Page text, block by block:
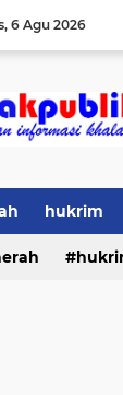
6 Agu 2026
hukrim